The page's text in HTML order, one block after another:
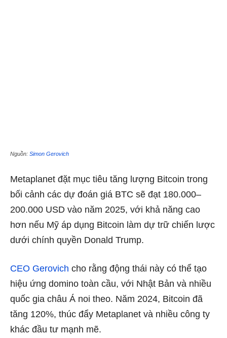
Nguồn: Simon Gerovich
Metaplanet đặt mục tiêu tăng lượng Bitcoin trong
bối cảnh các dự đoán giá BTC sẽ đạt 180.000–
200.000 USD vào năm 2025, với khả năng cao
hơn nếu Mỹ áp dụng Bitcoin làm dự trữ chiến lược
dưới chính quyền Donald Trump.
CEO Gerovich cho rằng động thái này có thể tạo
hiệu ứng domino toàn cầu, với Nhật Bản và nhiều
quốc gia châu Á noi theo. Năm 2024, Bitcoin đã
tăng 120%, thúc đẩy Metaplanet và nhiều công ty
khác đầu tư mạnh mẽ.